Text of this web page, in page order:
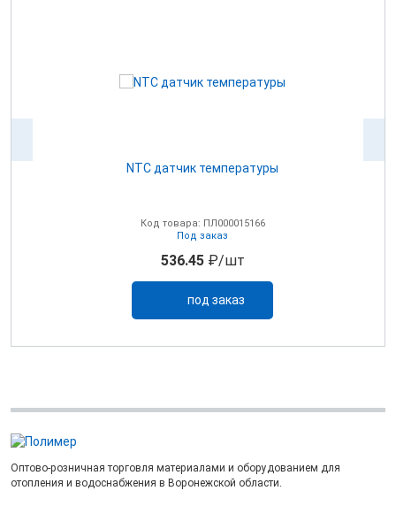
NTC датчик температуры
Код товара: ПЛ000015166
Под заказ
536.45₽/шт
под заказ
Оптово-розничная торговля материалами и оборудованием для
отопления и водоснабжения в Воронежской области.